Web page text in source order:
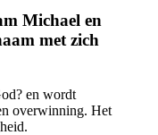
Michael en
met zich
en wordt
overwinning. Het